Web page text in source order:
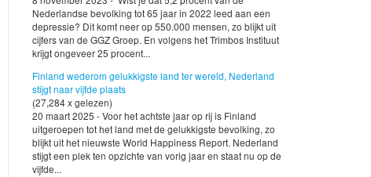
Nederlandse bevolking tot 65 jaar in 2022 leed aan een
depressie? Dit komt neer op 550.000 mensen, zo blijkt uit
cijfers van de GGZ Groep. En volgens het Trimbos Instituut
krijgt ongeveer 25 procent...
Finland wederom gelukkigste land ter wereld, Nederland
stijgt naar vijfde plaats
(27,284 x gelezen)
20 maart 2025 - Voor het achtste jaar op rij is Finland
uitgeroepen tot het land met de gelukkigste bevolking, zo
blijkt uit het nieuwste World Happiness Report. Nederland
stijgt een plek ten opzichte van vorig jaar en staat nu op de
vijfde...